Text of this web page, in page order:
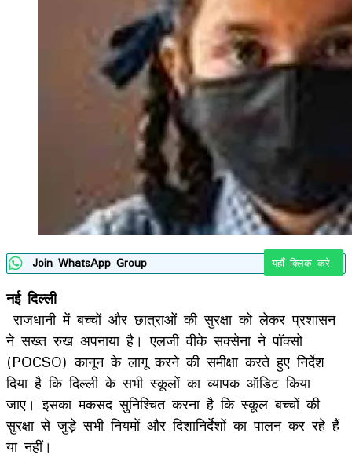
Join WhatsApp Group यहाँ क्लिक करे
नई दिल्ली
राजधानी में बच्चों और छात्राओं की सुरक्षा को लेकर प्रशासन
ने सख्त रुख अपनाया है। एलजी वीके सक्सेना ने पॉक्सो
(POCSO) कानून के लागू करने की समीक्षा करते हुए निर्देश
दिया है कि दिल्ली के सभी स्कूलों का व्यापक ऑडिट किया
जाए। इसका मकसद सुनिश्चित करना है कि स्कूल बच्चों की
सुरक्षा से जुड़े सभी नियमों और दिशानिर्देशों का पालन कर रहे हैं
या नहीं।